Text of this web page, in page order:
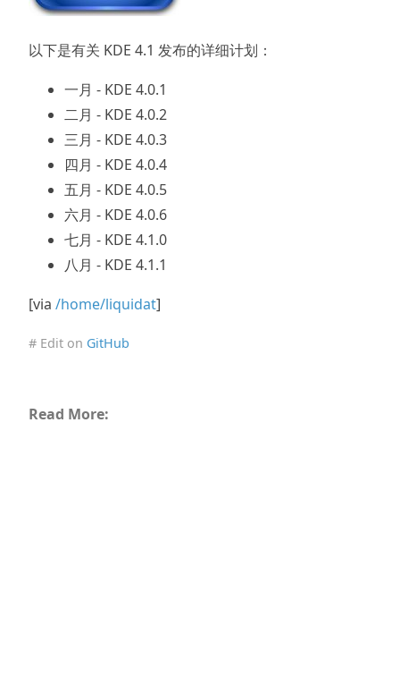
以下是有关 KDE 4.1 发布的详细计划：
一月 - KDE 4.0.1
二月 - KDE 4.0.2
三月 - KDE 4.0.3
四月 - KDE 4.0.4
五月 - KDE 4.0.5
六月 - KDE 4.0.6
七月 - KDE 4.1.0
八月 - KDE 4.1.1
[via /home/liquidat]
# Edit on GitHub
Read More: